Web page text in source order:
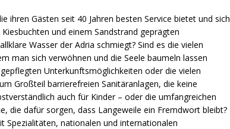
ihren Gästen seit 40 Jahren besten Service bietet und sich
und einem Sandstrand geprägten
Wasser der Adria schmiegt? Sind es die vielen
man sich verwöhnen und die Seele baumeln lassen
Unterkunftsmöglichkeiten oder die vielen
Großteil barrierefreien Sanitäranlagen, die keine
auch für Kinder – oder die umfangreichen
die dafür sorgen, dass Langeweile ein Fremdwort bleibt?
Spezialitäten, nationalen und internationalen